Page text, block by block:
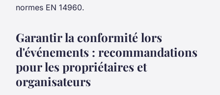
normes EN 14960.
Garantir la conformité lors
d'événements : recommandations
pour les propriétaires et
organisateurs